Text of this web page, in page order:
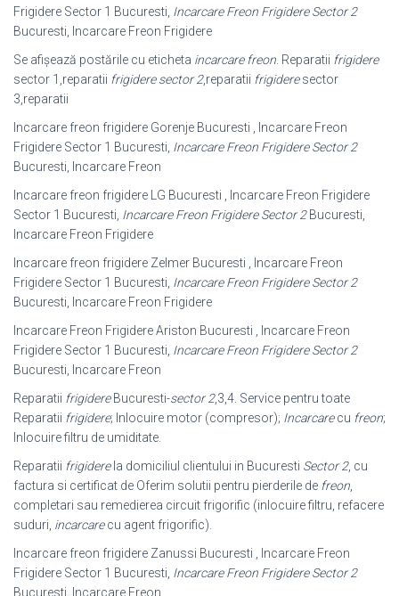
Frigidere Sector 1 Bucuresti, Incarcare Freon Frigidere Sector 2
Bucuresti, Incarcare Freon Frigidere
Se afișează postările cu eticheta incarcare freon . Reparatii frigidere
sector 1, reparatii frigidere sector 2,reparatii frigideresector
3,reparatii
Incarcare freon frigidere Gorenje Bucuresti , Incarcare Freon
Frigidere Sector 1 Bucuresti, Incarcare Freon Frigidere Sector 2
Bucuresti, Incarcare Freon
Incarcare freon frigidere LG Bucuresti , Incarcare Freon Frigidere
Sector 1 Bucuresti, Incarcare Freon Frigidere Sector 2Bucuresti,
Incarcare Freon Frigidere
Incarcare freon frigidere Zelmer Bucuresti , Incarcare Freon
Frigidere Sector 1 Bucuresti, Incarcare Freon Frigidere Sector 2
Bucuresti, Incarcare Freon Frigidere
Incarcare Freon Frigidere Ariston Bucuresti , Incarcare Freon
Frigidere Sector 1 Bucuresti, Incarcare Freon Frigidere Sector 2
Bucuresti, Incarcare Freon
Reparatii frigidereBucuresti-sector 2,3,4. Service pentru toate
Reparatii frigidere; Inlocuire motor (compresor); Incarcarecu freon;
Inlocuire filtru de umiditate.
Reparatii frigiderela domiciliul clientului in Bucuresti Sector 2, cu
factura si certificat de Oferim solutii pentru pierderile de freon
completari sau remedierea circuit frigorific (inlocuire filtru, refacere
suduri, incarcarecu agent frigorific).
Incarcare freon frigidere Zanussi Bucuresti , Incarcare Freon
Frigidere Sector 1 Bucuresti, Incarcare Freon Frigidere Sector 2
Bucuresti, Incarcare Freon